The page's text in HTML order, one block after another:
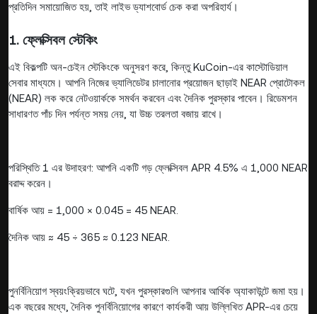
প্রতিদিন সমায়োজিত হয়, তাই লাইভ ড্যাশবোর্ড চেক করা অপরিহার্য।
1. ফ্লেক্সিবল স্টেকিং
এই বিকল্পটি অন-চেইন স্টেকিংকে অনুসরণ করে, কিন্তু KuCoin-এর কাস্টোডিয়াল
সেবার মাধ্যমে। আপনি নিজের ভ্যালিডেটর চালানোর প্রয়োজন ছাড়াই NEAR প্রোটোকল
(NEAR) লক করে নেটওয়ার্ককে সমর্থন করবেন এবং দৈনিক পুরস্কার পাবেন। রিডেমশন
সাধারণত পাঁচ দিন পর্যন্ত সময় নেয়, যা উচ্চ তরলতা বজায় রাখে।
পরিস্থিতি 1 এর উদাহরণ: আপনি একটি গড় ফ্লেক্সিবল APR 4.5% এ 1,000 NEAR
বরাদ্দ করেন।
বার্ষিক আয় = 1,000 × 0.045 = 45 NEAR.
দৈনিক আয় ≈ 45 ÷ 365 ≈ 0.123 NEAR.
পুনর্বিনিয়োগ স্বয়ংক্রিয়ভাবে ঘটে, যখন পুরস্কারগুলি আপনার আর্থিক অ্যাকাউন্টে জমা হয়।
এক বছরের মধ্যে, দৈনিক পুনর্বিনিয়োগের কারণে কার্যকরী আয় উল্লিখিত APR-এর চেয়ে